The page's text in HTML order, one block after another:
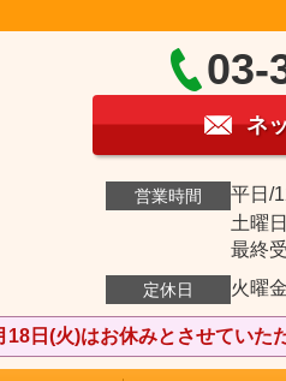
03-
ネ
営業時間
平日/
土曜
最終
定休日 火曜
日(火)はお休みとさせていた